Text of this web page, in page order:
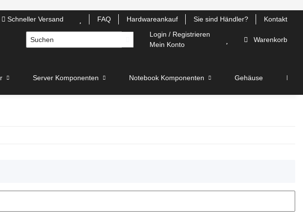
FAQ
Hardwareankauf Sie sind Händler? Kontakt
Schneller Versand
Login / Registrieren
Mein Konto
Warenkorb
Server Komponenten Notebook Komponenten Gehäuse